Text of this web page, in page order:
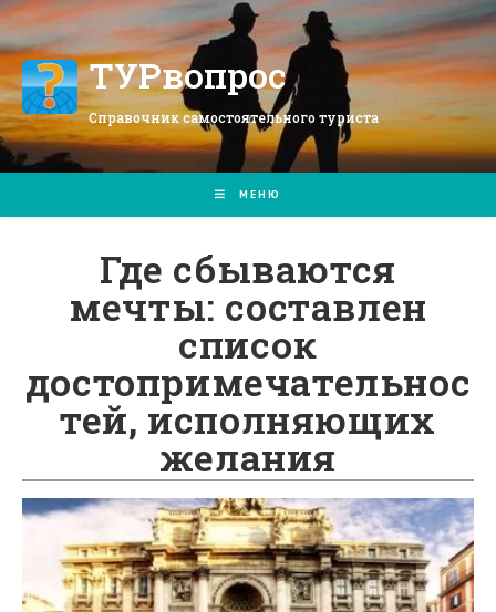
Перейти
к
содержимомуТУРвопрос
Справочник самостоятельного туриста
МЕНЮ
Где сбываются
мечты: составлен
список
достопримечательнос
тей, исполняющих
желания